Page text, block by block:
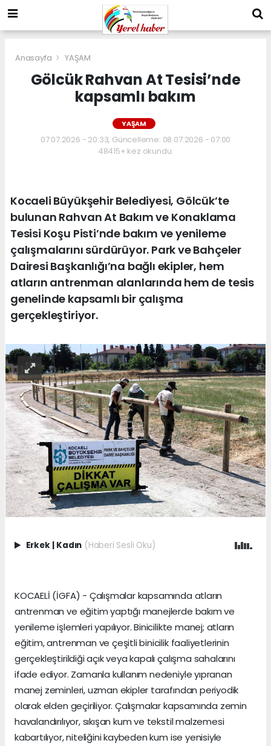
Anasayfa YAŞAM
Gölcük Rahvan At Tesisi’nde
kapsamlı bakım
YAŞAM
07.07.2026 - 20:33, Güncelleme: 08.07.2026 - 07:00
48415+ kez okundu.
Kocaeli Büyükşehir Belediyesi, Gölcük’te
bulunan Rahvan At Bakım ve Konaklama
Tesisi Koşu Pisti’nde bakım ve yenileme
çalışmalarını sürdürüyor. Park ve Bahçeler
Dairesi Başkanlığı’na bağlı ekipler, hem
atların antrenman alanlarında hem de tesis
genelinde kapsamlı bir çalışma
gerçekleştiriyor.
Erkek Kadın (Haberi Sesli Oku)
KOCAELİ (İGFA) - Çalışmalar kapsamında atların
antrenman ve eğitim yaptığı manejlerde bakım ve
yenileme işlemleri yapılıyor. Binicilikte manej; atların
eğitim, antrenman ve çeşitli binicilik faaliyetlerinin
gerçekleştirildiği açık veya kapalı çalışma sahalarını
ifade ediyor. Zamanla kullanım nedeniyle yıpranan
manej zeminleri, uzman ekipler tarafından periyodik
olarak elden geçiriliyor. Çalışmalar kapsamında zemin
havalandırılıyor, sıkışan kum ve tekstil malzemesi
kabartılıyor, niteliğini kaybeden kum ise yenisiyle